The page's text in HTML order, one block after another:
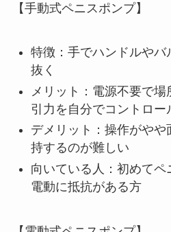
【手動式ペニスポンプ】
特徴：手でハンドルやバ
抜く
メリット：電源不要で
引力を自分でコントロー
デメリット：操作がや
持するのが難しい
向いている人：初めてペ
電動に抵抗がある方